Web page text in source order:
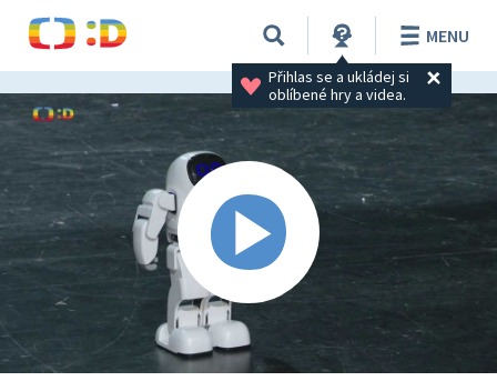
Přihlas se a ukládej si
oblíbené hry a videa.
MENU